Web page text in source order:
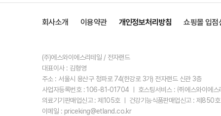
회사소개 이용약관 개인정보처리방침 쇼핑몰 입점
(주)에스와이에스리테일 / 전자랜드
대표이사 : 김형영
주소 : 서울시 용산구 청파로 74(한강로 3가) 전자랜드 신관 3층
사업자등록번호 : 106-81-01704 ㅣ 호스팅서비스 : ㈜에스와이에
의료기기판매업신고 : 제105호 ㅣ 건강기능식품판매업신고 : 제850
이메일 : priceking@etland.co.kr